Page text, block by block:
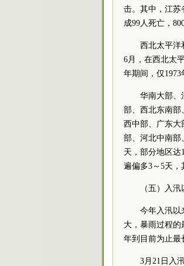
击。其中，江苏
成99人死亡，
西北太平洋
6月，在西北太
年期间，仅1973
华南大部、
部、西北东南
西中部、广东大
部、河北中南部
天，部分地区
遍偏多3～5天，
（五）入
今年入汛以
大，暴雨过程的
年到目前为止最
3月21日入